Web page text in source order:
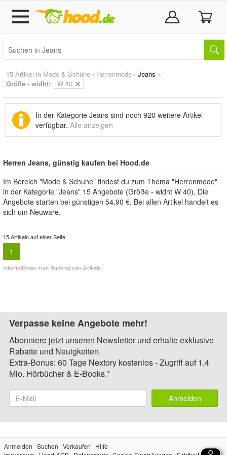
15 Artikel in Mode & Schuhe › Herrenmode › Jeans >
Größe - widht:
W 40
In der Kategorie Jeans sind noch 920 weitere Artikel
verfügbar. Alle anzeigen
Herren Jeans, günstig kaufen bei Hood.de
Im Bereich "Mode & Schuhe" findest du zum Thema "Herrenmode"
in der Kategorie "Jeans" 15 Angebote (Größe - widht W 40). Die
Angebote starten bei günstigen 54,90 €. Bei allen Artikel handelt es
sich um Neuware.
15 Artikeln auf einer Seite
1
Informationen zum Ranking von Artikeln
Verpasse keine Angebote mehr!
Abonniere jetzt unseren Newsletter und erhalte exklusive
Rabatte und Neuigkeiten.
Extra-Bonus: 60 Tage Nextory kostenlos - Zugriff auf 1,4
Mio. Hörbücher & E-Books.*
Anmelden
Anmelden Suchen Verkaufen
Hilfe